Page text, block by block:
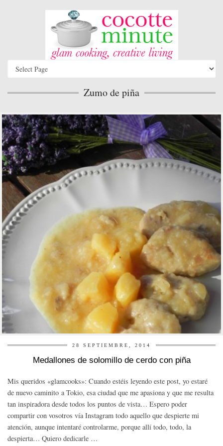
Zumo de piña
28 SEPTIEMBRE, 2014
Medallones de solomillo de cerdo con piña
Mis queridos «glamcooks»: Cuando estéis leyendo este post, yo estaré
de nuevo caminito a Tokio, esa ciudad que me apasiona y que me resulta
tan inspiradora desde todos los puntos de vista… Espero poder
compartir con vosotros vía Instagram todo aquello que despierte mi
atención, aunque intentaré controlarme, porque allí todo, todo, la
despierta… Quiero dedicarle …